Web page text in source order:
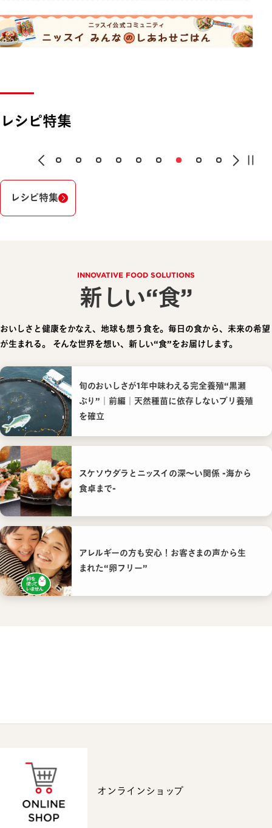
レシピ特集
レシピ特集
INNOVATIVE FOOD SOLUTIONS
新しい“食”
おいしさと健康をかなえ、地球も想う食を。毎日の食から、未来の希望
が生まれる。
そんな世界を想い、新しい“食”をお届けします。
旬のおいしさが1年中味わえる完全養殖“黒瀬
ぶり”｜前編｜天然種苗に依存しないブリ養殖
を確立
スケソウダラとニッスイの深〜い関係 -海から
食卓まで-
アレルギーの方も安心！お客さまの声から生
まれた“卵フリー”
オンラインショップ